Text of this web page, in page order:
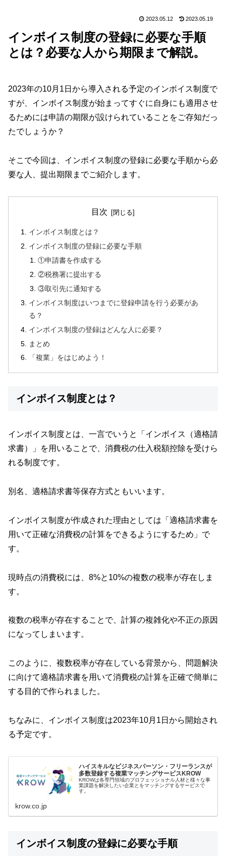
2023.05.12 2023.05.19
インボイス制度の登録に必要な手順
とは？必要な人から期限まで解説。
2023年の10月1日から導入される予定のインボイス制度で
すが、インボイス制度が始まってすぐに自身にも適用させ
るためには申請の期限が設けられていることをご存知だっ
たでしょうか？
そこで今回は、インボイス制度の登録に必要な手順から必
要な人、提出期限までご紹介します。
目次
インボイス制度とは？
インボイス制度の登録に必要な手順
①申請書を作成する
②税務署に提出する
③取引先に通知する
インボイス制度はいつまでに登録申請を行う必要があ
る？
インボイス制度の登録はどんな人に必要？
まとめ
「複業」をはじめよう！
インボイス制度とは？
インボイス制度とは、一言でいうと「インボイス（適格請
求書）」を用いることで、消費税の仕入税額控除を受けら
れる制度です。
別名、適格請求書等保存方式ともいいます。
インボイス制度が作成された理由としては「適格請求書を
用いて正確な消費税の計算をできるようにするため」で
す。
現時点の消費税には、8%と10%の複数の税率が存在しま
す。
複数の税率が存在することで、計算の複雑化や不正の原因
になってしまいます。
このように、複数税率が存在している背景から、問題解決
に向けて適格請求書を用いて消費税の計算を正確で簡単に
する目的で作られました。
ちなみに、インボイス制度は2023年10月1日から開始され
る予定です。
ハイスキルなビジネスパーソン・フリーランスが
多数登録する複業マッチングサービスKROW
KROWは各専門領域のプロフェッショナル人材と様々な事
業課題を解決したい企業とをマッチングするサービスで
す。
krow.co.jp
インボイス制度の登録に必要な手順